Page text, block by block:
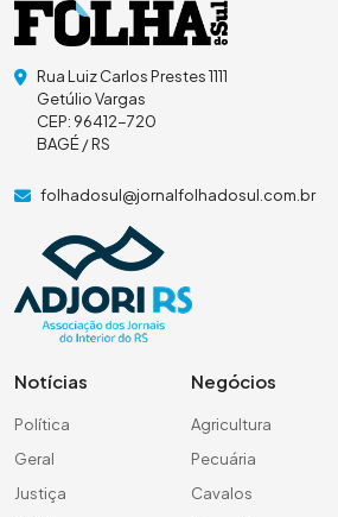
Rua Luiz Carlos Prestes 1111
Getúlio Vargas
CEP: 96412-720
BAGÉ / RS
folhadosul@jornalfolhadosul.com.br
Notícias
Política
Geral
Justiça
Negócios
Agricultura
Pecuária
Cavalos